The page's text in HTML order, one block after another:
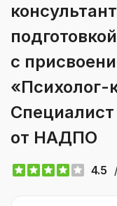
с
«Психолог-
Специалист
от НАДПО
4.5